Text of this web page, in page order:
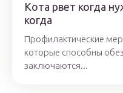
Кота рвет когда
когда
Профилактические
которые способны
заключаются...